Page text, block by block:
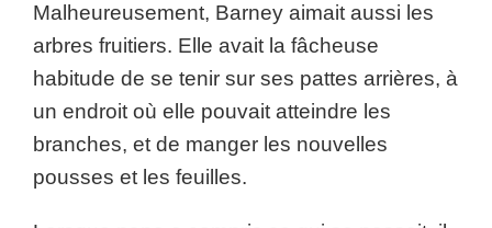
Malheureusement, Barney aimait aussi les
arbres fruitiers. Elle avait la fâcheuse
habitude de se tenir sur ses pattes arrières, à
un endroit où elle pouvait atteindre les
branches, et de manger les nouvelles
pousses et les feuilles.